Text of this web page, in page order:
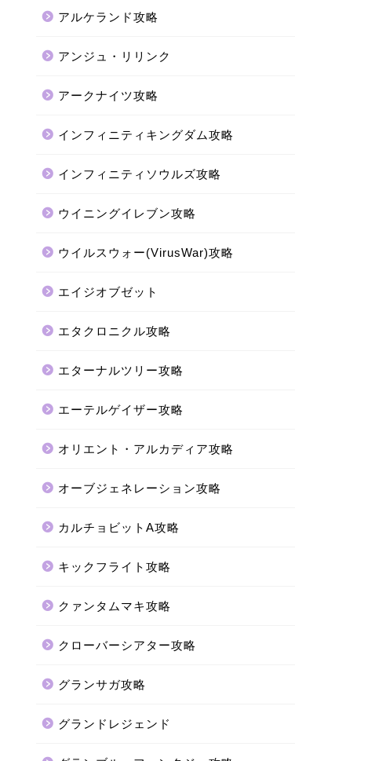
アルケランド攻略
アンジュ・リリンク
アークナイツ攻略
インフィニティキングダム攻略
インフィニティソウルズ攻略
ウイニングイレブン攻略
ウイルスウォー(VirusWar)攻略
エイジオブゼット
エタクロニクル攻略
エターナルツリー攻略
エーテルゲイザー攻略
オリエント・アルカディア攻略
オーブジェネレーション攻略
カルチョビットA攻略
キックフライト攻略
クァンタムマキ攻略
クローバーシアター攻略
グランサガ攻略
グランドレジェンド